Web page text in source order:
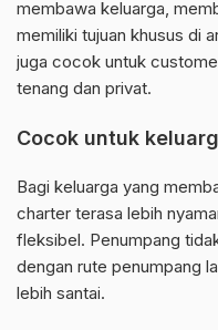
membawa keluarga,
memiliki tujuan khusus di
juga cocok untuk
tenang dan privat.
Cocok untuk
Bagi keluarga yang
charter terasa lebih
fleksibel. Penumpang
dengan rute penumpang
lebih santai.